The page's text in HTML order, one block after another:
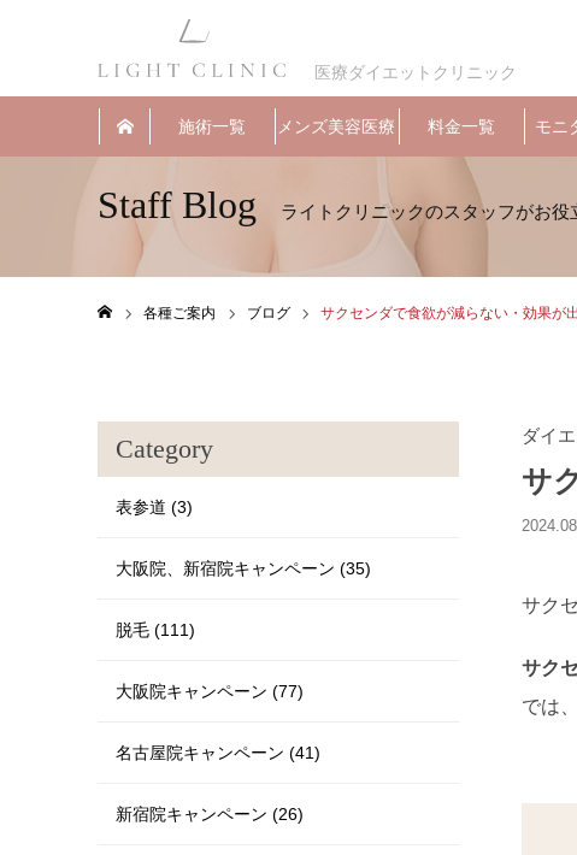
医療ダイエットクリニック
施術一覧 メンズ美容医療 料金一覧 モニ
Staff Blog
各種ご案内 ブログ サクセンダで食欲が減らない・効果が
ダイ
サ
サク
サク
では、
Category
表参道 (3)
大阪院、新宿院キャンペーン (35)
脱毛 (111)
大阪院キャンペーン (77)
名古屋院キャンペーン (41)
新宿院キャンペーン (26)